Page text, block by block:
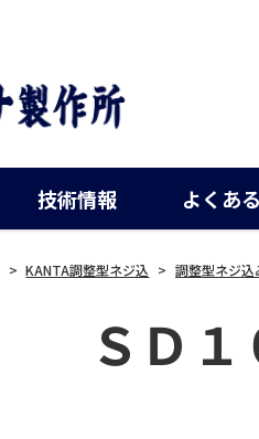
技術情報 よくあ
> KANTA調整型ネジ込 > 調整型ネジ込
ＳＤ